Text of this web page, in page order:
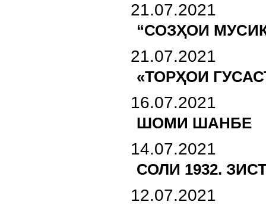
21.07.2021
“СОЗҲОИ
21.07.2021
«ТОРҲОИ
16.07.2021
ШОМИ ШАНБЕ
14.07.2021
СОЛИ 1932.
12.07.2021